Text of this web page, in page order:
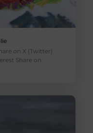
on X (Twitter)
Share on